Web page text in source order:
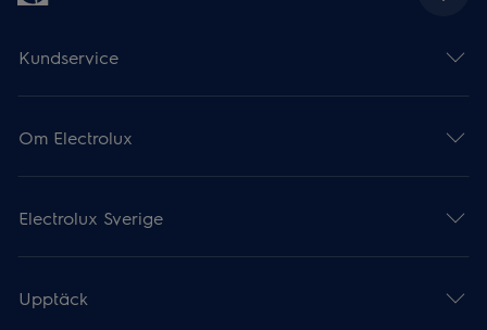
Kundservice
Om Electrolux
Electrolux Sverige
Upptäck